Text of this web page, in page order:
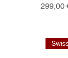
Preço
299,00